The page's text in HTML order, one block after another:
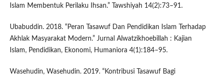
Islam Membentuk Perilaku Ihsan.” Tawshiyah 14(2):73–91.
Ubabuddin. 2018. “Peran Tasawuf Dan Pendidikan Islam Terhadap
Akhlak Masyarakat Modern.” Jurnal Alwatzikhoebillah : Kajian
Islam, Pendidikan, Ekonomi, Humaniora 4(1):184–95.
Wasehudin, Wasehudin. 2019. “Kontribusi Tasawuf Bagi